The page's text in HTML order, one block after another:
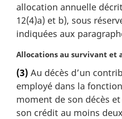
e
:
allocation annuelle
12(4)a) et b), sous
indiquées aux
N
t
e
m
a
Allocations au survivant et
(3) Au décès d’un
employé dans la
moment de son décès
son crédit au moins